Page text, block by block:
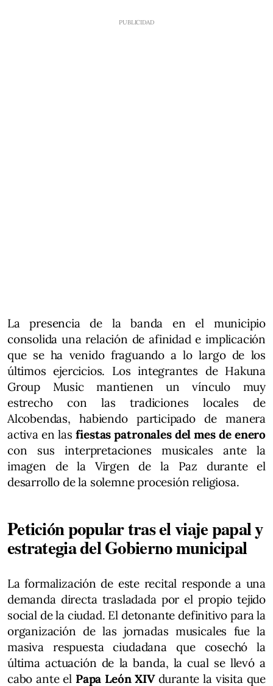
La presencia de la banda en el municipio
consolida una relación de afinidad e implicación
que se ha venido fraguando a lo largo de los
últimos ejercicios. Los integrantes de Hakuna
Group Music mantienen un vínculo muy
estrecho con las tradiciones locales de
Alcobendas, habiendo participado de manera
activa en las fiestas patronales del mes de enero
con sus interpretaciones musicales ante la
imagen de la Virgen de la Paz durante el
desarrollo de la solemne procesión religiosa.
Petición popular tras el viaje papal y
estrategia del Gobierno municipal
La formalización de este recital responde a una
demanda directa trasladada por el propio tejido
social de la ciudad. El detonante definitivo para la
organización de las jornadas musicales fue la
masiva respuesta ciudadana que cosechó la
última actuación de la banda, la cual se llevó a
cabo ante el Papa León XIVdurante la visita que